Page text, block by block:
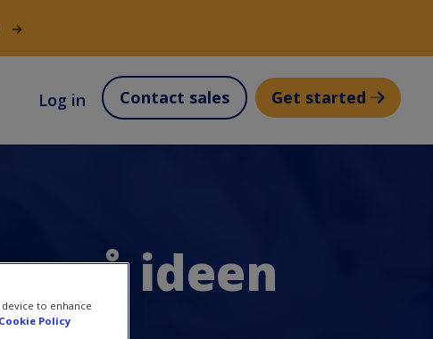
Log in Contact sales Get started
på ideen
to enhance
Cookie Policy